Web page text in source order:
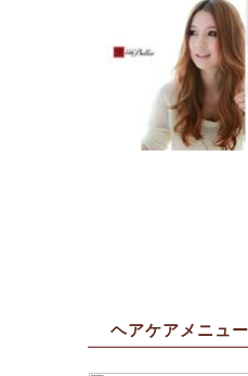
ヘアケアメニュ